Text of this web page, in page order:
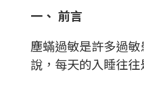
一、 前言
塵蟎過敏是許多過
說，每天的入睡往